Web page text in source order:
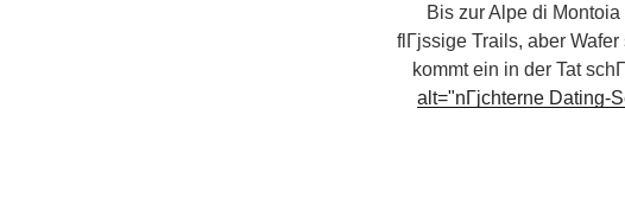
Bis zur Alpe di
flГјssige Trails, aber
kommt ein in der Tat
alt="nГјchterne Dating-